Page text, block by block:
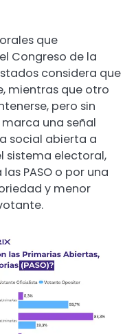
que
Congreso de la
considera que
mientras que otro
pero sin
una señal
social abierta a
sistema electoral,
PASO o por una
y menor